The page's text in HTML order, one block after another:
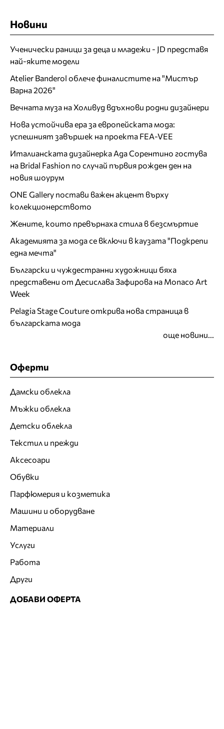
Новини
Ученически раници за деца и младежи - JD представя
най-яките модели
Atelier Banderol облече финалистите на "Мистър
Варна 2026"
Вечната муза на Холивуд вдъхнови родни дизайнери
Нова устойчива ера за европейската мода:
успешният завършек на проекта FEA-VEE
Италианската дизайнерка Ада Сорентино гостува
на Bridal Fashion по случай първия рожден ден на
новия шоурум
ONE Gallery постави важен акцент върху
колекционерството
Жените, които превърнаха стила в безсмъртие
Академията за мода се включи в каузата "Подкрепи
една мечта"
Български и чуждестранни художници бяха
представени от Десислава Зафирова на Monaco Art
Week
Pelagia Stage Couture открива нова страница в
българската мода
още новини...
Оферти
Дамски облекла
Мъжки облекла
Детски облекла
Текстил и прежди
Аксесоари
Обувки
Парфюмерия и козметика
Машини и оборудване
Материали
Услуги
Работа
Други
ДОБАВИ ОФЕРТА